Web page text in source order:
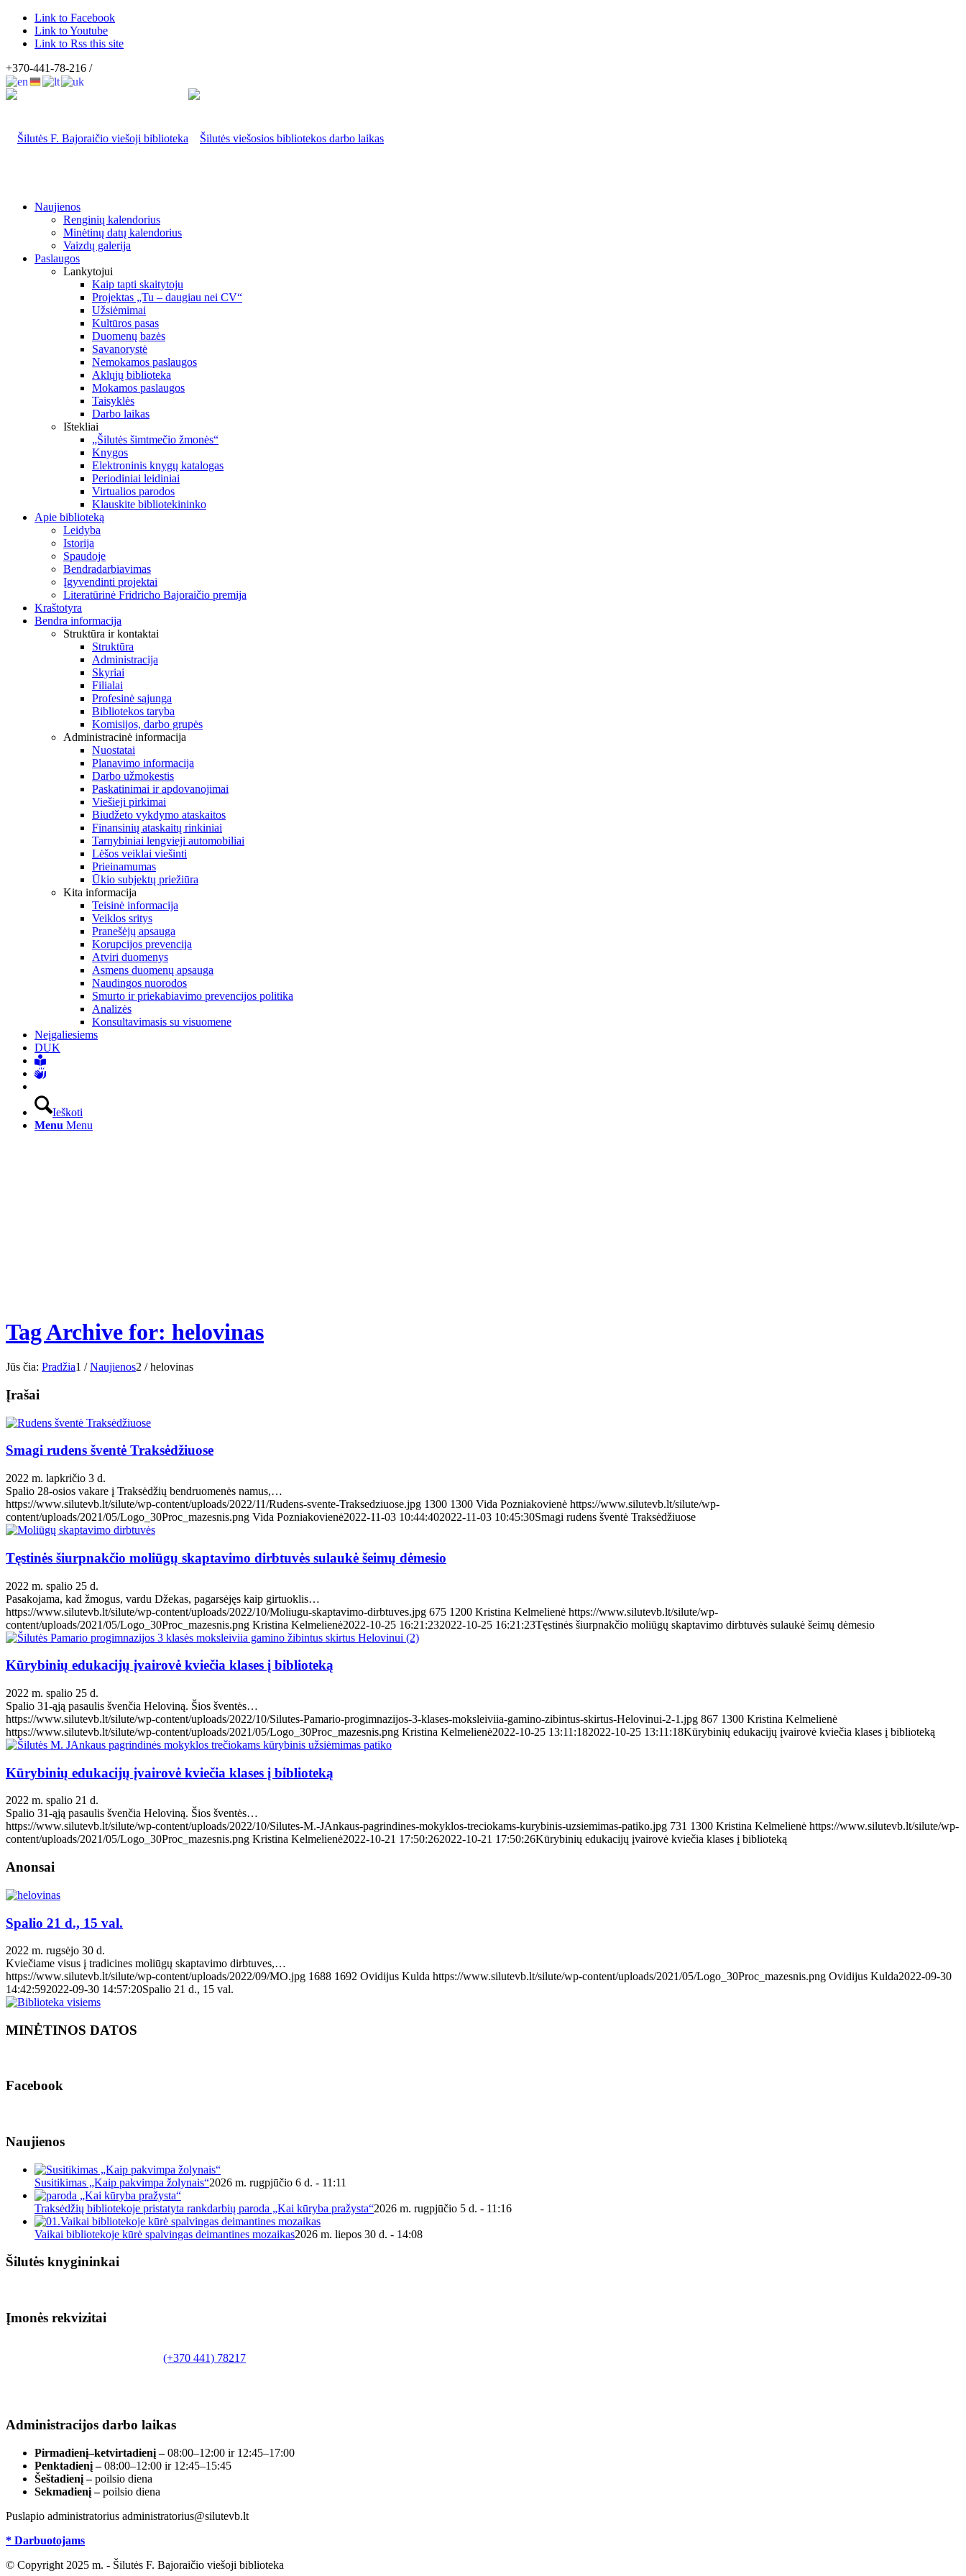
Link to Facebook
Link to Youtube
Link to Rss this site
+370-441-78-216 /
Naujienos
Renginių kalendorius
Minėtinų datų kalendorius
Vaizdų galerija
Paslaugos
Lankytojui
Kaip tapti skaitytoju
Projektas „Tu – daugiau nei CV“
Užsiėmimai
Kultūros pasas
Duomenų bazės
Savanorystė
Nemokamos paslaugos
Aklųjų biblioteka
Mokamos paslaugos
Taisyklės
Darbo laikas
Ištekliai
„Šilutės šimtmečio žmonės“
Knygos
Elektroninis knygų katalogas
Periodiniai leidiniai
Virtualios parodos
Klauskite bibliotekininko
Apie biblioteką
Leidyba
Istorija
Spaudoje
Bendradarbiavimas
Įgyvendinti projektai
Literatūrinė Fridricho Bajoraičio premija
Kraštotyra
Bendra informacija
Struktūra ir kontaktai
Struktūra
Administracija
Skyriai
Filialai
Profesinė sąjunga
Bibliotekos taryba
Komisijos, darbo grupės
Administracinė informacija
Nuostatai
Planavimo informacija
Darbo užmokestis
Paskatinimai ir apdovanojimai
Viešieji pirkimai
Biudžeto vykdymo ataskaitos
Finansinių ataskaitų rinkiniai
Tarnybiniai lengvieji automobiliai
Lėšos veiklai viešinti
Prieinamumas
Ūkio subjektų priežiūra
Kita informacija
Teisinė informacija
Veiklos sritys
Pranešėjų apsauga
Korupcijos prevencija
Atviri duomenys
Asmens duomenų apsauga
Naudingos nuorodos
Smurto ir priekabiavimo prevencijos politika
Analizės
Konsultavimasis su visuomene
Neįgaliesiems
DUK
Ieškoti
Menu Menu
Tag Archive for: helovinas
Jūs čia: Pradžia1 / Naujienos2 / helovinas
Įrašai
Smagi rudens šventė Traksėdžiuose
2022 m. lapkričio 3 d.
Spalio 28-osios vakare į Traksėdžių bendruomenės namus,…
https://www.silutevb.lt/silute/wp-content/uploads/2022/11/Rudens-svente-Traksedziuose.jpg 1300 1300 Vida Pozniakovienė https://www.silutevb.lt/silute/wp-
content/uploads/2021/05/Logo_30Proc_mazesnis.png Vida Pozniakovienė2022-11-03 10:44:402022-11-03 10:45:30Smagi rudens šventė Traksėdžiuose
Tęstinės šiurpnakčio moliūgų skaptavimo dirbtuvės sulaukė šeimų dėmesio
2022 m. spalio 25 d.
Pasakojama, kad žmogus, vardu Džekas, pagarsėjęs kaip girtuoklis…
https://www.silutevb.lt/silute/wp-content/uploads/2022/10/Moliugu-skaptavimo-dirbtuves.jpg 675 1200 Kristina Kelmelienė https://www.silutevb.lt/silute/wp-
content/uploads/2021/05/Logo_30Proc_mazesnis.png Kristina Kelmelienė2022-10-25 16:21:232022-10-25 16:21:23Tęstinės šiurpnakčio moliūgų skaptavimo dirbtuvės sulaukė šeimų dėmesio
Kūrybinių edukacijų įvairovė kviečia klases į biblioteką
2022 m. spalio 25 d.
Spalio 31-ąją pasaulis švenčia Heloviną. Šios šventės…
https://www.silutevb.lt/silute/wp-content/uploads/2022/10/Silutes-Pamario-progimnazijos-3-klases-moksleiviia-gamino-zibintus-skirtus-Helovinui-2-1.jpg 867 1300 Kristina Kelmelienė
https://www.silutevb.lt/silute/wp-content/uploads/2021/05/Logo_30Proc_mazesnis.png Kristina Kelmelienė2022-10-25 13:11:182022-10-25 13:11:18Kūrybinių edukacijų įvairovė kviečia klases į biblioteką
Kūrybinių edukacijų įvairovė kviečia klases į biblioteką
2022 m. spalio 21 d.
Spalio 31-ąją pasaulis švenčia Heloviną. Šios šventės…
https://www.silutevb.lt/silute/wp-content/uploads/2022/10/Silutes-M.-JAnkaus-pagrindines-mokyklos-treciokams-kurybinis-uzsiemimas-patiko.jpg 731 1300 Kristina Kelmelienė https://www.silutevb.lt/silute/wp-
content/uploads/2021/05/Logo_30Proc_mazesnis.png Kristina Kelmelienė2022-10-21 17:50:262022-10-21 17:50:26Kūrybinių edukacijų įvairovė kviečia klases į biblioteką
Anonsai
Spalio 21 d., 15 val.
2022 m. rugsėjo 30 d.
Kviečiame visus į tradicines moliūgų skaptavimo dirbtuves,…
https://www.silutevb.lt/silute/wp-content/uploads/2022/09/MO.jpg 1688 1692 Ovidijus Kulda https://www.silutevb.lt/silute/wp-content/uploads/2021/05/Logo_30Proc_mazesnis.png Ovidijus Kulda2022-09-30
14:42:592022-09-30 14:57:20Spalio 21 d., 15 val.
MINĖTINOS DATOS
Facebook
Naujienos
Susitikimas „Kaip pakvimpa žolynais“2026 m. rugpjūčio 6 d. - 11:11
Traksėdžių bibliotekoje pristatyta rankdarbių paroda „Kai kūryba pražysta“2026 m. rugpjūčio 5 d. - 11:16
Vaikai bibliotekoje kūrė spalvingas deimantines mozaikas2026 m. liepos 30 d. - 14:08
Šilutės knygininkai
Įmonės rekvizitai
(+370 441) 78217
Administracijos darbo laikas
Pirmadienį–ketvirtadienį –08:00–12:00 ir 12:45–17:00
Penktadienį –08:00–12:00 ir 12:45–15:45
Šeštadienį –poilsio diena
Sekmadienį –poilsio diena
Puslapio administratorius administratorius@silutevb.lt
* Darbuotojams
© Copyright 2025 m. - Šilutės F. Bajoraičio viešoji biblioteka